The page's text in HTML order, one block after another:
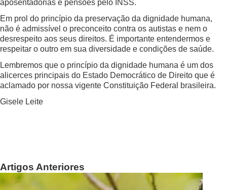
aposentadorias e pensões pelo INSS.
Em prol do princípio da preservação da dignidade humana,
não é admissível o preconceito contra os autistas e nem o
desrespeito aos seus direitos. É importante entendermos e
respeitar o outro em sua diversidade e condições de saúde.
Lembremos que o princípio da dignidade humana é um dos
alicerces principais do Estado Democrático de Direito que é
aclamado por nossa vigente Constituição Federal brasileira.
Gisele Leite
Artigos Anteriores